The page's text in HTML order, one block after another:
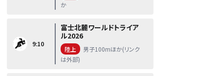
か
9:10
富士北麓ワールドトライア
ル2026
陸上
男子100mほか(リンク
は外部)